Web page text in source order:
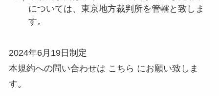
については、東京地方裁判所を管轄と致しま
す。
2024年6月19日制定
本規約への問い合わせは こちら にお願い致しま
す。